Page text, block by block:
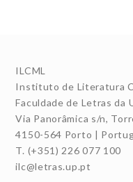
ILCML
Instituto de Literatura
Faculdade de Letras da
Via Panorâmica s/n,
4150-564 Porto |
T. (+351) 226 077 100
ilc@letras.up.pt